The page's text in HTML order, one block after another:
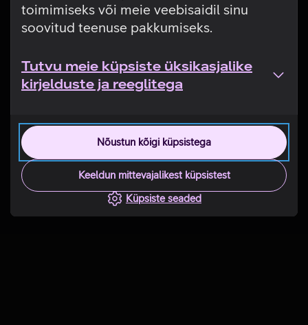
toimimiseks või meie veebisaidil sinu
soovitud teenuse pakkumiseks.
Tutvu meie küpsiste üksikasjalike
kirjelduste ja reeglitega
Nõustun kõigi küpsistega
Keeldun mittevajalikest küpsistest
Küpsiste seaded